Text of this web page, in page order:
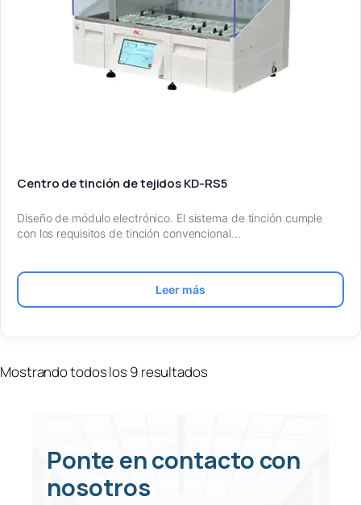
Centro de tinción de tejidos KD-RS5
Diseño de módulo electrónico. El sistema de tinción cumple
con los requisitos de tinción convencional…
Leer más
Mostrando todos los 9 resultados
Ponte en contacto con
nosotros